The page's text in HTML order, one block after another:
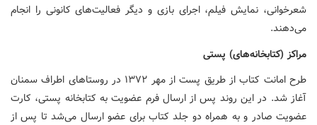
شعرخوانی، نمایش فیلم، اجرای بازی و دیگر فعالیت‌های کانونی را انجام
می‌دهند.
مراکز (کتابخانه‌های) پستی
طرح امانت کتاب از طریق پست از مهر ۱۳۷۲ در روستاهای اطراف سمنان
آغاز شد. در این روند پس از ارسال فرم عضویت به کتابخانه پستی، کارت
عضویت صادر و به همراه دو جلد کتاب برای عضو ارسال می‌شد تا پس از